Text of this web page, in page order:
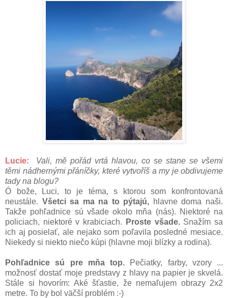
Lucie:
Vali, mě pořád vrtá hlavou, co se stane se všemi
těmi nádhernými přáníčky, které vytvoříš a my je obdivujeme
tady na blogu?
Ó bože, Luci, to je téma, s ktorou som konfrontovaná
neustále. Všetci sa ma na to pýtajú, hlavne doma naši.
Takže pohľadnice sú všade okolo mňa (nás). Niektoré na
policiach, niektoré v krabiciach.
Proste všade.Snažím sa
ich aj posielať, ale nejako som poľavila posledné mesiace.
Niekedy si niekto niečo kúpi (hlavne moji blízky a rodina).
Pohľadnice sú pre mňa top.
Pečiatky, farby, vzory ...
možnosť dostať moje predstavy z hlavy na papier je skvelá.
Stále si hovorím: Aké šťastie, že nemaľujem obrazy 2x2
metre. To by bol väčší problém :-)